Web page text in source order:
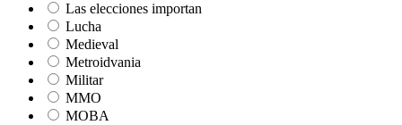
Las elecciones importan
Lucha
Medieval
Metroidvania
Militar
MMO
MOBA